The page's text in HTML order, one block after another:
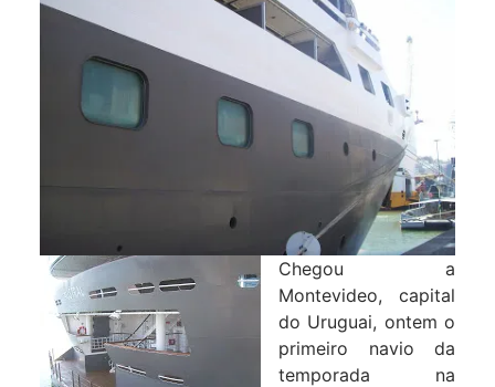
Chegou a
Montevideo, capital
do Uruguai, ontem o
primeiro navio da
temporada na